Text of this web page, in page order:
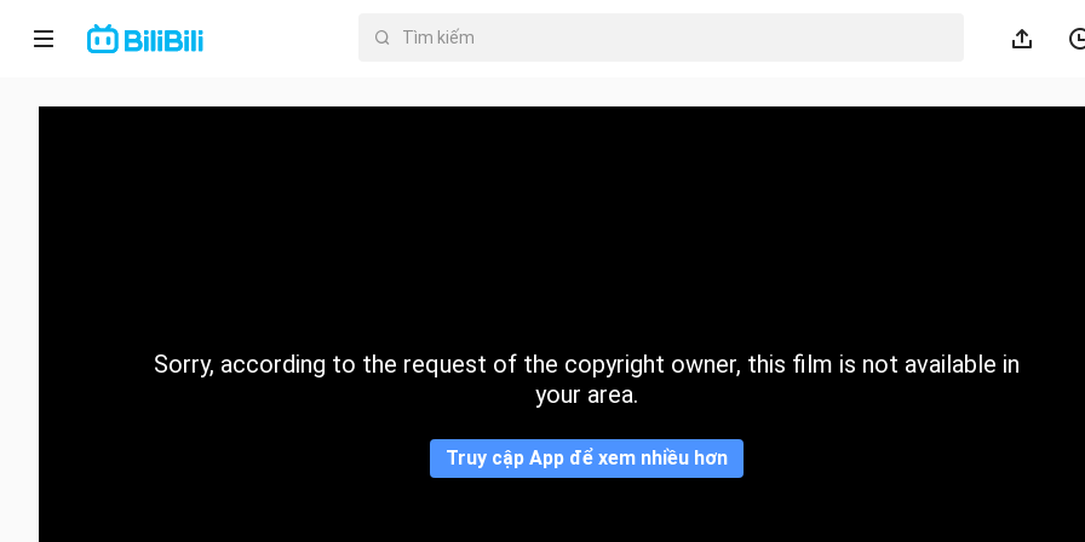
Trang chủ
Sorry, according to the request of the copyright owner, this film is not available in
your area.
Truy cập App để xem nhiều hơn